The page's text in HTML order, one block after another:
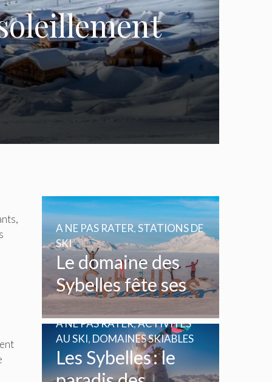
Le domaine des
Sybelles fête ses
20 ans
A NE PAS RATER,STATIONS DE
SKI
Les Sybelles : le
A NE PAS RATER,ACTIVITÉS
AU SKI, DOMAINES SKIABLES